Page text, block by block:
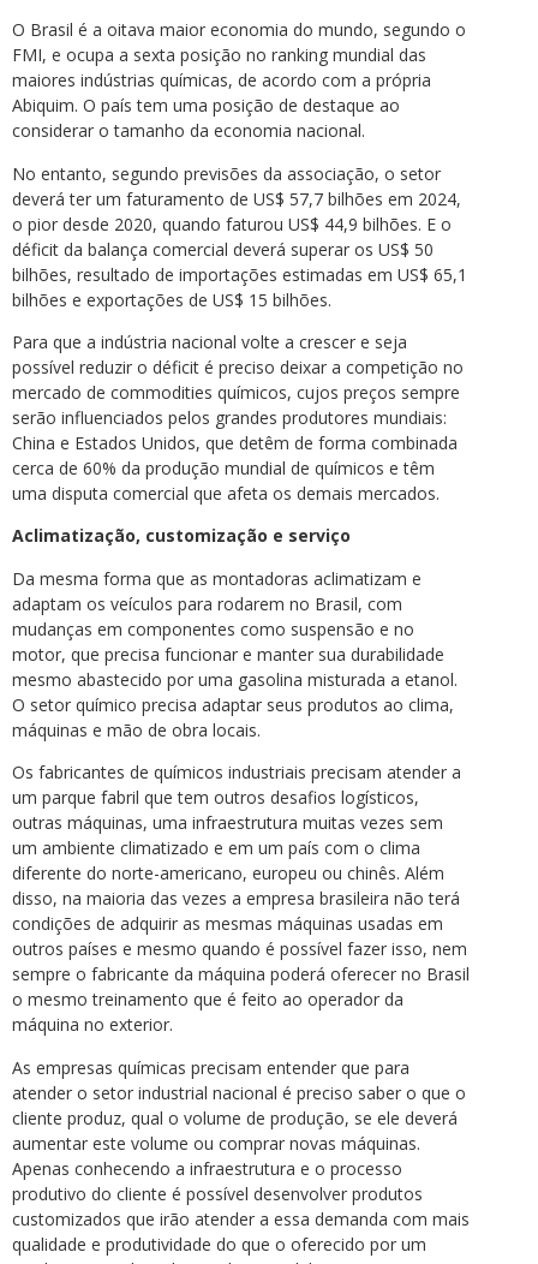
O Brasil é a oitava maior economia do mundo, segundo o
FMI, e ocupa a sexta posição no ranking mundial das
maiores indústrias químicas, de acordo com a própria
Abiquim. O país tem uma posição de destaque ao
considerar o tamanho da economia nacional.
No entanto, segundo previsões da associação, o setor
deverá ter um faturamento de US$ 57,7 bilhões em 2024,
o pior desde 2020, quando faturou US$ 44,9 bilhões. E o
déficit da balança comercial deverá superar os US$ 50
bilhões, resultado de importações estimadas em US$ 65,1
bilhões e exportações de US$ 15 bilhões.
Para que a indústria nacional volte a crescer e seja
possível reduzir o déficit é preciso deixar a competição no
mercado de commodities químicos, cujos preços sempre
serão influenciados pelos grandes produtores mundiais:
China e Estados Unidos, que detêm de forma combinada
cerca de 60% da produção mundial de químicos e têm
uma disputa comercial que afeta os demais mercados.
Aclimatização, customização e serviço
Da mesma forma que as montadoras aclimatizam e
adaptam os veículos para rodarem no Brasil, com
mudanças em componentes como suspensão e no
motor, que precisa funcionar e manter sua durabilidade
mesmo abastecido por uma gasolina misturada a etanol.
O setor químico precisa adaptar seus produtos ao clima,
máquinas e mão de obra locais.
Os fabricantes de químicos industriais precisam atender a
um parque fabril que tem outros desafios logísticos,
outras máquinas, uma infraestrutura muitas vezes sem
um ambiente climatizado e em um país com o clima
diferente do norte-americano, europeu ou chinês. Além
disso, na maioria das vezes a empresa brasileira não terá
condições de adquirir as mesmas máquinas usadas em
outros países e mesmo quando é possível fazer isso, nem
sempre o fabricante da máquina poderá oferecer no Brasil
o mesmo treinamento que é feito ao operador da
máquina no exterior.
As empresas químicas precisam entender que para
atender o setor industrial nacional é preciso saber o que o
cliente produz, qual o volume de produção, se ele deverá
aumentar este volume ou comprar novas máquinas.
Apenas conhecendo a infraestrutura e o processo
produtivo do cliente é possível desenvolver produtos
customizados que irão atender a essa demanda com mais
qualidade e produtividade do que o oferecido por um